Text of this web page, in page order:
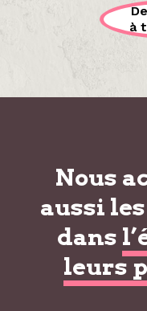
à
Nous
aussi
dans
leurs